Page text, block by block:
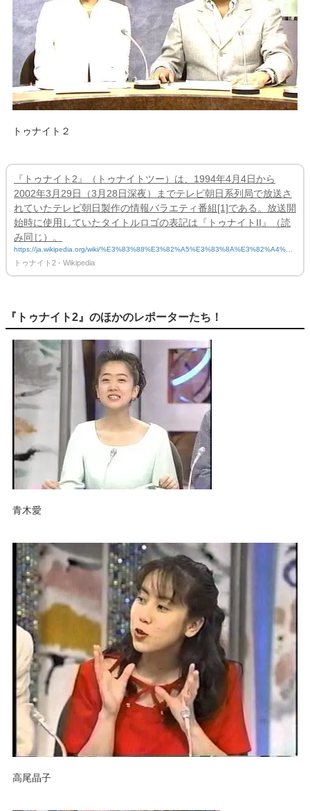
トゥナイト２
『トゥナイト2』（トゥナイトツー）は、1994年4月4日から
2002年3月29日（3月28日深夜）までテレビ朝日系列局で放送さ
れていたテレビ朝日製作の情報バラエティ番組[1]である。放送開
始時に使用していたタイトルロゴの表記は『トゥナイトII』（読
み同じ）。
https://ja.wikipedia.org/wiki/%E3%83%88%E3%82%A5%E3%83%8A%E3%82%A4%E
3%83%882
トゥナイト2 - Wikipedia
『トゥナイト2』のほかのレポーターたち！
青木愛
高尾晶子